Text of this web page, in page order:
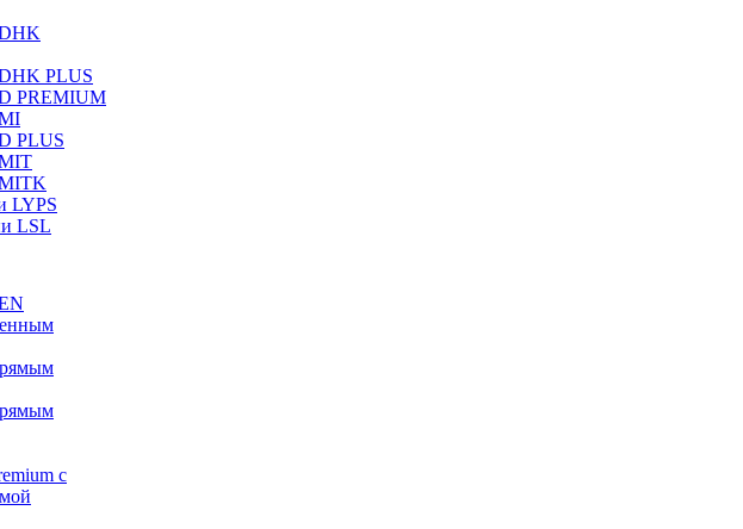
PLUS
PREMIUM
PLUS
LYPS
LSL
с